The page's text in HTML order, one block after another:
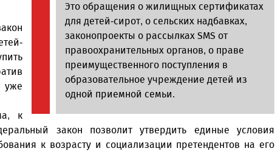
Это обращения о жилищных сертификатах
для детей-сирот, о сельских надбавках,
законопроекты о рассылках SMS от
правоохранительных органов, о праве
преимущественного поступления в
образовательное учреждение детей из
одной приемной семьи.
уже
к
закон позволит утвердить единые условия
к возрасту и социализации претендентов на его